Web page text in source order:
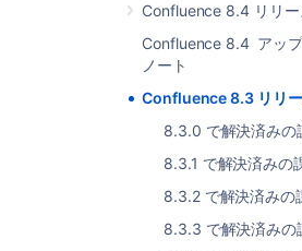
Confluence 8.4 リリー
Confluence 8.4 アッ
ノート
Confluence 8.3 リリー
8.3.0 で解決済みの
8.3.1 で解決済みの
8.3.2 で解決済みの
8.3.3 で解決済みの